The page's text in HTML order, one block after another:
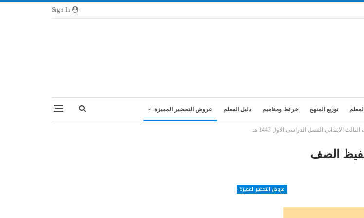
توزيع المنهج خرائط ومفاهيم دليل المعلم عروض التحضير المميزة
12 مادة قران تحفيظ الصف
عروض التحضير المميزة